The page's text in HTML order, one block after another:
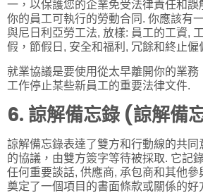
一，以保護您的企業免受法律責任和誤
你的員工可執行的勞動合同. 你應該有
與尼日利亞勞工法, 放樣: 員工的工資,
假，節假日, 安全和福利, 冗餘和終止僱
就業協議是要使用從太早離開你的業務
工作停止某些新員工的重要法律文件.
6. 諒解備忘錄 (諒解備
諒解備忘錄表達了雙方和行動線的共同
的協議，由雙方簽字等待被採取. 它記
任何重要談話, 供應商, 承包商和其他參
奠定了一個項目的書面條款或關係的好